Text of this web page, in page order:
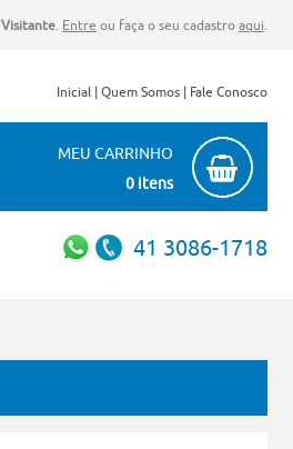
Visitante. Entre ou faça o seu cadastro aqui.
Inicial | Quem Somos | Fale Conosco
MEU CARRINHO
0 itens
41 3086-1718